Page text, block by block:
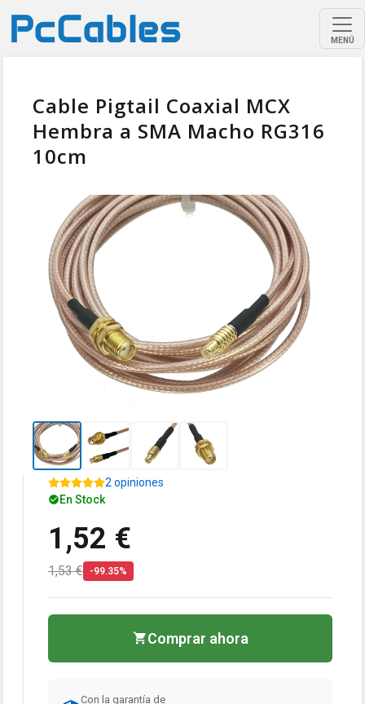
MENÚ
Cable Pigtail Coaxial MCX
Hembra a SMA Macho RG316
10cm
2 opiniones
En Stock
1,52 €
1,53 € -99.35%
Comprar ahora
Con la garantía de